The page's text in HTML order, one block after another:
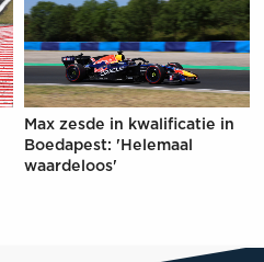
Max zesde in kwalificatie in
Boedapest: 'Helemaal
waardeloos'